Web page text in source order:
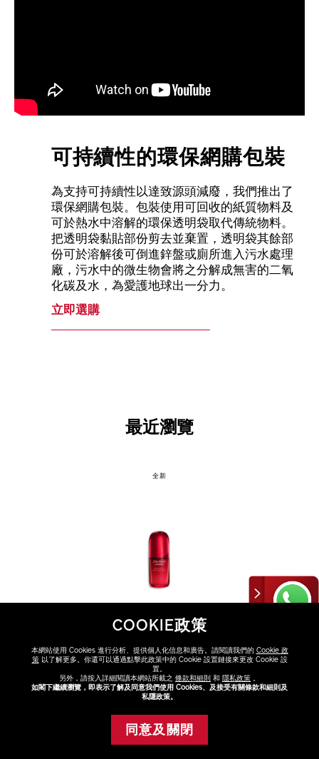
可持續性的環保網購包裝
為支持可持續性以達致源頭減廢，我們推出了
環保網購包裝。包裝使用可回收的紙質物料及
可於熱水中溶解的環保透明袋取代傳統物料。
把透明袋黏貼部份剪去並棄置，透明袋其餘部
份可於溶解後可倒進鋅盤或廁所進入污水處理
廠，污水中的微生物會將之分解成無害的二氧
化碳及水，為愛護地球出一分力。
立即選購
最近瀏覽
全新
COOKIE政策
本網站使用 Cookies 進行分析、提供個人化信息和廣告。請閱讀我們的 Cookie 政
策以了解更多。你還可以通過點擊此政策中的 Cookie 設置鏈接來更改 Cookie 設
置。
另外，請按入詳細閱讀本網站所載之 條款和細則 和 隱私政策 。
如閣下繼續瀏覽，即表示了解及同意我們使用 Cookies、及接受有關條款和細則及
私隱政策。
同意及關閉